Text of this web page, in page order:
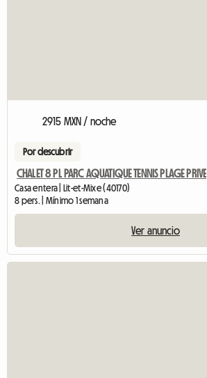
2915 MXN / noche
Por descubrir
CHALET 8 PL PARC AQUATIQUE TENNIS PLAGE PRIVE
Casa entera | Lit-et-Mixe (40170)
8 pers. | Mínimo 1 semana
Ver anuncio